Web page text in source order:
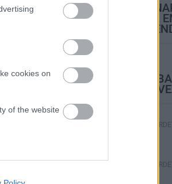
cookies on
of the website
TÚLFOGYASZTÁS
FELHASZNÁLTA AZ
EGÉSZ ÉVRE
BEINDULT AZ
SZEPTEMBERIG